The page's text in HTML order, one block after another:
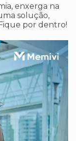
enxerga na
solução,
por dentro!